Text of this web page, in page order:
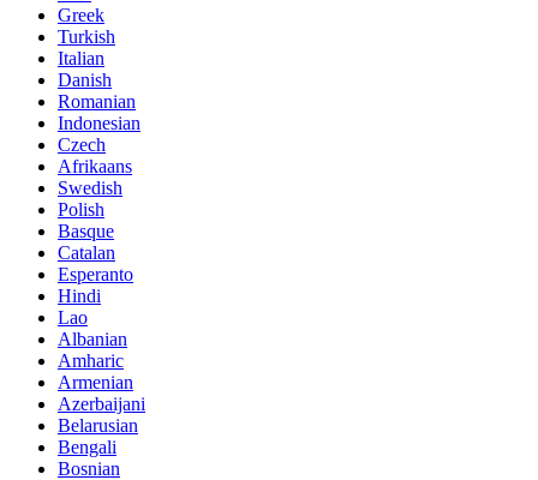
Greek
Turkish
Italian
Danish
Romanian
Indonesian
Czech
Afrikaans
Swedish
Polish
Basque
Catalan
Esperanto
Hindi
Lao
Albanian
Amharic
Armenian
Azerbaijani
Belarusian
Bengali
Bosnian